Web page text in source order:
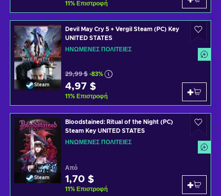
11% Επιστροφή
Steam
Devil May Cry 5 + Vergil Steam (PC) Key
UNITED STATES
ΗΝΩΜΈΝΕΣ ΠΟΛΙΤΕΊΕΣ
29,99 $ -83%
4,97 $
11% Επιστροφή
Steam
Bloodstained: Ritual of the Night (PC)
Steam Key UNITED STATES
ΗΝΩΜΈΝΕΣ ΠΟΛΙΤΕΊΕΣ
Από
1,70 $
11% Επιστροφή